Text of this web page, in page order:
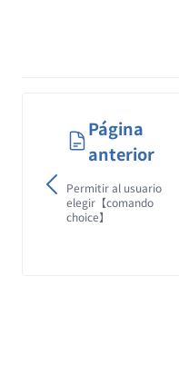
Página
anterior
Permitir al usuario
elegir【comando
choice】